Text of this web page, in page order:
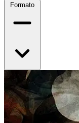
Formato